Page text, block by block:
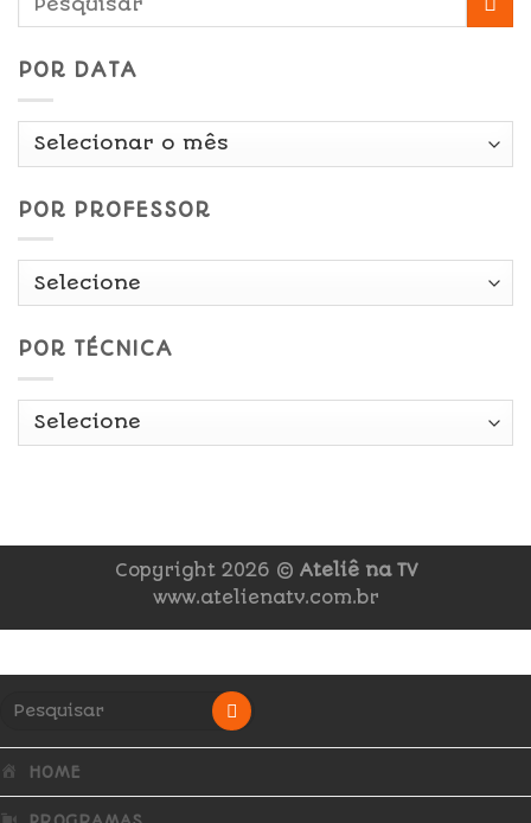
POR DATA
Por
POR PROFESSOR
POR TÉCNICA
Copyright 2026 © Ateliê na TV
www.atelienatv.com.br
HOME